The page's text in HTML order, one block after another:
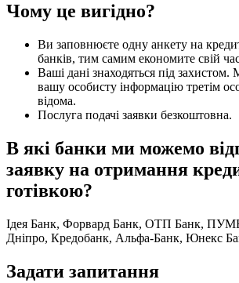
Чому це вигідно?
Ви заповнюєте одну анкету на
банків, тим самим економите свій
Ваші дані знаходяться під
вашу особисту інформацію третім
відома.
Послуга подачі заявки безкоштовна.
В які банки ми можемо
заявку на отримання
готівкою?
Ідея Банк, Форвард Банк, ОТП Банк,
Дніпро, Кредобанк, Альфа-Банк, Юнекс
Задати запитання